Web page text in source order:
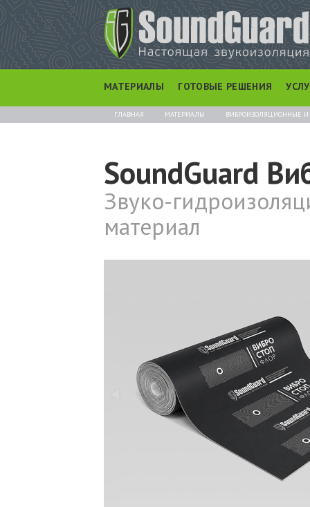
МАТЕРИАЛЫ ГОТОВЫЕ РЕШЕНИЯ
ГЛАВНАЯ МАТЕРИАЛЫ ВИБРОИЗОЛЯЦИОННЫЕ
SoundGuard
Звуко-
материал